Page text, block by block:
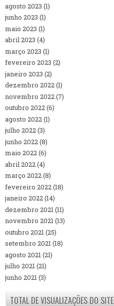
agosto 2023 (1)
junho 2023 (1)
maio 2023 (1)
abril 2023 (4)
março 2023 (1)
fevereiro 2023 (2)
janeiro 2023 (2)
dezembro 2022(1)
novembro 2022(7)
outubro 2022(6)
agosto 2022(1)
julho 2022(3)
junho 2022(8)
maio 2022(6)
abril 2022(4)
março 2022(8)
fevereiro 2022(18)
janeiro 2022(14)
dezembro 2021(11)
novembro 2021(13)
outubro 2021(25)
setembro 2021(18)
agosto 2021(21)
julho 2021(21)
junho 2021(3)
TOTAL DE VISUALIZAÇÕES DO SITE